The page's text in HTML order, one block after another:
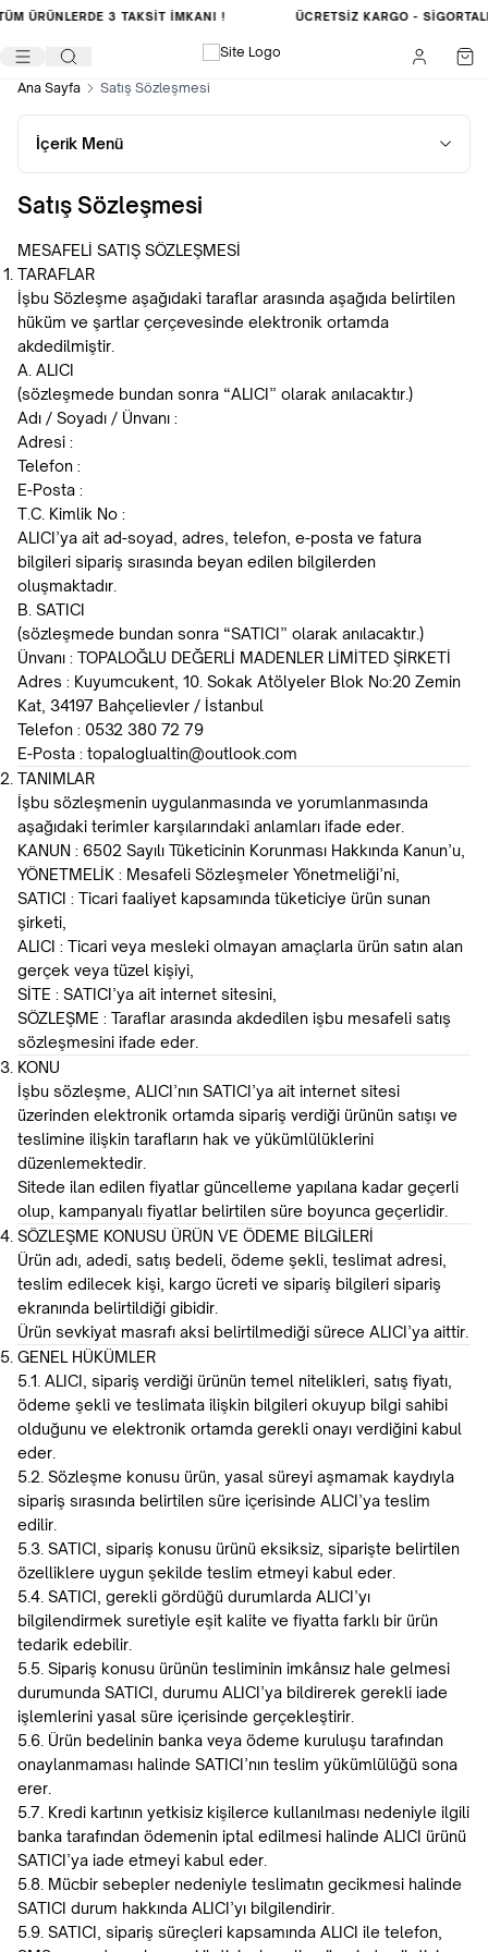
ÜRÜNLERDE 3 TAKSİT İMKANI ! ÜCRETSIZ KARGO -
Ana Sayfa Satış Sözleşmesi
İçerik Menü
Satış Sözleşmesi
MESAFELİ SATIŞ SÖZLEŞMESİ
TARAFLAR
İşbu Sözleşme aşağıdaki taraflar arasında aşağıda belirtilen
hüküm ve şartlar çerçevesinde elektronik ortamda
akdedilmiştir.
A. ALICI
(sözleşmede bundan sonra “ALICI” olarak anılacaktır.)
Adı / Soyadı / Ünvanı :
Adresi :
Telefon :
E-Posta :
T.C. Kimlik No :
ALICI’ya ait ad-soyad, adres, telefon, e-posta ve fatura
bilgileri sipariş sırasında beyan edilen bilgilerden
oluşmaktadır.
B. SATICI
(sözleşmede bundan sonra “SATICI” olarak anılacaktır.)
Ünvanı : TOPALOĞLU DEĞERLİ MADENLER LİMİTED ŞİRKETİ
Adres : Kuyumcukent, 10. Sokak Atölyeler Blok No:20 Zemin
Kat, 34197 Bahçelievler / İstanbul
Telefon : 0532 380 72 79
E-Posta : topaloglualtin@outlook.com
TANIMLAR
İşbu sözleşmenin uygulanmasında ve yorumlanmasında
aşağıdaki terimler karşılarındaki anlamları ifade eder.
KANUN : 6502 Sayılı Tüketicinin Korunması Hakkında Kanun’u,
YÖNETMELİK : Mesafeli Sözleşmeler Yönetmeliği’ni,
SATICI : Ticari faaliyet kapsamında tüketiciye ürün sunan
şirketi,
ALICI : Ticari veya mesleki olmayan amaçlarla ürün satın alan
gerçek veya tüzel kişiyi,
SİTE : SATICI’ya ait internet sitesini,
SÖZLEŞME : Taraflar arasında akdedilen işbu mesafeli satış
sözleşmesini ifade eder.
KONU
İşbu sözleşme, ALICI’nın SATICI’ya ait internet sitesi
üzerinden elektronik ortamda sipariş verdiği ürünün satışı ve
teslimine ilişkin tarafların hak ve yükümlülüklerini
düzenlemektedir.
Sitede ilan edilen fiyatlar güncelleme yapılana kadar geçerli
olup, kampanyalı fiyatlar belirtilen süre boyunca geçerlidir.
SÖZLEŞME KONUSU ÜRÜN VE ÖDEME BİLGİLERİ
Ürün adı, adedi, satış bedeli, ödeme şekli, teslimat adresi,
teslim edilecek kişi, kargo ücreti ve sipariş bilgileri sipariş
ekranında belirtildiği gibidir.
Ürün sevkiyat masrafı aksi belirtilmediği sürece ALICI’ya aittir.
GENEL HÜKÜMLER
5.1. ALICI, sipariş verdiği ürünün temel nitelikleri, satış fiyatı,
ödeme şekli ve teslimata ilişkin bilgileri okuyup bilgi sahibi
olduğunu ve elektronik ortamda gerekli onayı verdiğini kabul
eder.
5.2. Sözleşme konusu ürün, yasal süreyi aşmamak kaydıyla
sipariş sırasında belirtilen süre içerisinde ALICI’ya teslim
edilir.
5.3. SATICI, sipariş konusu ürünü eksiksiz, siparişte belirtilen
özelliklere uygun şekilde teslim etmeyi kabul eder.
5.4. SATICI, gerekli gördüğü durumlarda ALICI’yı
bilgilendirmek suretiyle eşit kalite ve fiyatta farklı bir ürün
tedarik edebilir.
5.5. Sipariş konusu ürünün tesliminin imkânsız hale gelmesi
durumunda SATICI, durumu ALICI’ya bildirerek gerekli iade
işlemlerini yasal süre içerisinde gerçekleştirir.
5.6. Ürün bedelinin banka veya ödeme kuruluşu tarafından
onaylanmaması halinde SATICI’nın teslim yükümlülüğü sona
erer.
5.7. Kredi kartının yetkisiz kişilerce kullanılması nedeniyle ilgili
banka tarafından ödemenin iptal edilmesi halinde ALICI ürünü
SATICI’ya iade etmeyi kabul eder.
5.8. Mücbir sebepler nedeniyle teslimatın gecikmesi halinde
SATICI durum hakkında ALICI’yı bilgilendirir.
5.9. SATICI, sipariş süreçleri kapsamında ALICI ile telefon,